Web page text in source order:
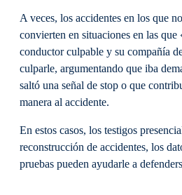
A veces, los accidentes en los que
convierten en situaciones en las
conductor culpable y su compañía
culparle, argumentando que iba
saltó una señal de stop o que
manera al accidente.
En estos casos, los testigos
reconstrucción de accidentes, los
pruebas pueden ayudarle a